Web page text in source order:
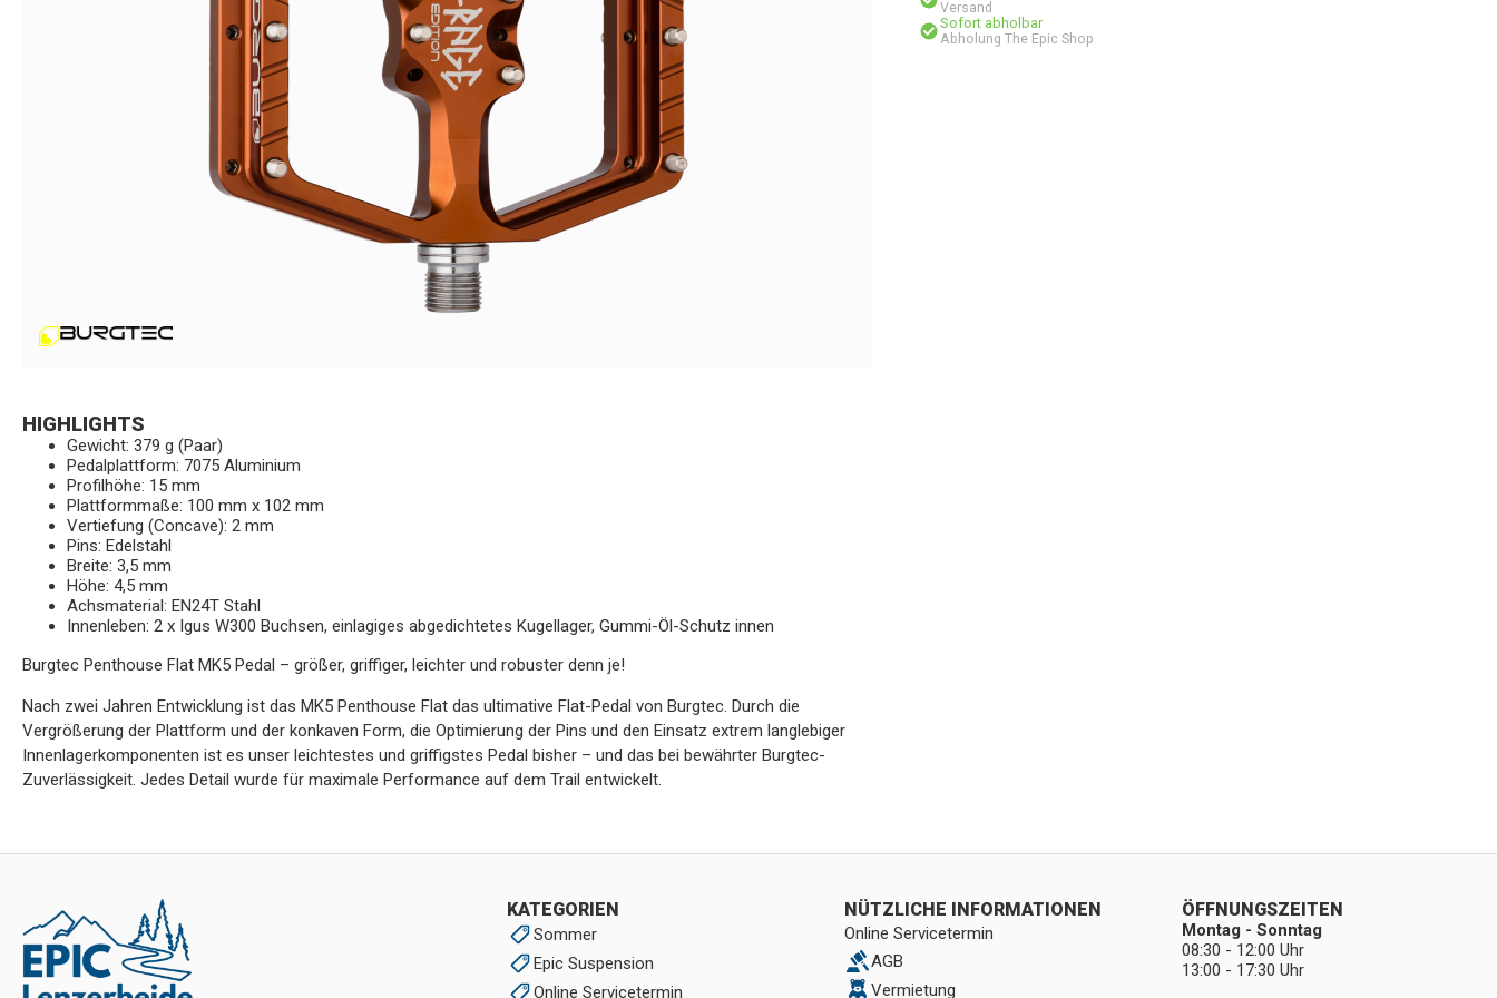
Versand
Sofort abholbar
Abholung The Epic Shop
HIGHLIGHTS
Gewicht: 379 g (Paar)
Pedalplattform: 7075 Aluminium
Profilhöhe: 15 mm
Plattformmaße: 100 mm x 102 mm
Vertiefung (Concave): 2 mm
Pins: Edelstahl
Breite: 3,5 mm
Höhe: 4,5 mm
Achsmaterial: EN24T Stahl
Innenleben: 2 x Igus W300 Buchsen, einlagiges abgedichtetes Kugellager, Gummi-Öl-Schutz innen
Burgtec Penthouse Flat MK5 Pedal – größer, griffiger, leichter und robuster denn je!
Nach zwei Jahren Entwicklung ist das MK5 Penthouse Flat das ultimative Flat-Pedal von Burgtec. Durch die
Vergrößerung der Plattform und der konkaven Form, die Optimierung der Pins und den Einsatz extrem langlebiger
Innenlagerkomponenten ist es unser leichtestes und griffigstes Pedal bisher – und das bei bewährter Burgtec-
Zuverlässigkeit. Jedes Detail wurde für maximale Performance auf dem Trail entwickelt.
KATEGORIEN
Sommer
Epic Suspension
Online Servicetermin
NÜTZLICHE INFORMATIONEN
Online Servicetermin
AGB
Vermietung
ÖFFNUNGSZEITEN
Montag - Sonntag
08:30 - 12:00 Uhr
13:00 - 17:30 Uhr